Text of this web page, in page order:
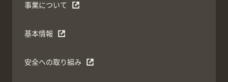
事業について
基本情報
安全への取り組み